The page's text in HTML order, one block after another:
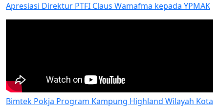
Apresiasi Direktur PTFI Claus Wamafma kepada YPMAK
Bimtek Pokja Program Kampung Highland Wilayah Kota